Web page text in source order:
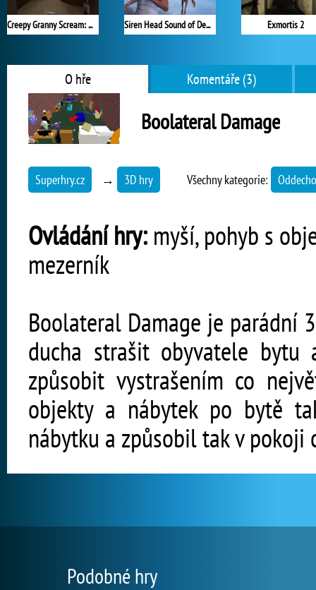
Creepy Granny Scream: Scary Freddy Siren Head Sound of Despair Exmortis 2
O hře Komentáře (3)
Boolateral Damage
Superhry.cz → 3D hry Všechny kategorie:
Ovládání hry: myší, pohyb s
mezerník
Boolateral Damage je parádní
ducha strašit obyvatele
způsobit vystrašením co
objekty a nábytek po bytě
nábytku a způsobil tak v pokoji
Podobné hry